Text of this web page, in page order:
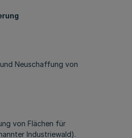
Neuschaffung von
von Flächen für
Industriewald).